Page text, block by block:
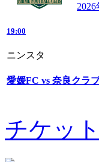
2026
19:00
ニンスタ
愛媛FC vs 奈良クラ
チケッ